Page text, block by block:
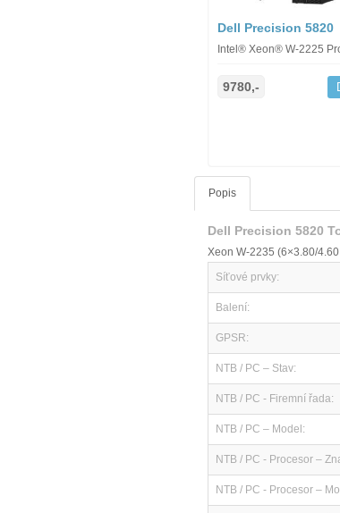
Dell Precision 5820
Intel® Xeon® W-2225
9780,-
Popis
Dell Precision 5820
Xeon W-2235 (6×3.80/4.60
Síťové prvky:
Balení:
GPSR:
NTB / PC – Stav:
NTB / PC - Firemní řada:
NTB / PC – Model:
NTB / PC - Procesor –
NTB / PC - Procesor –